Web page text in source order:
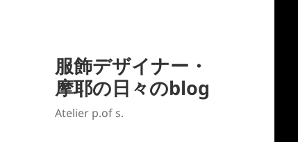
服飾デザイナー・
摩耶の日々のblog
Atelier p.of s.